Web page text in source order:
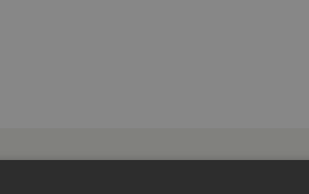
e Parlamento